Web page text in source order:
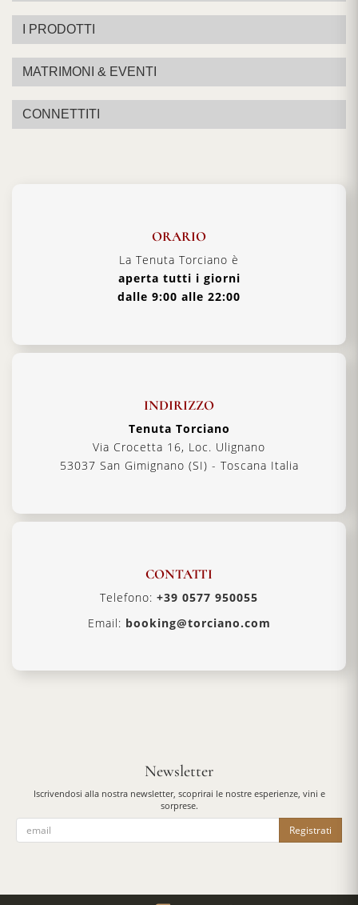
I PRODOTTI
MATRIMONI & EVENTI
CONNETTITI
ORARIO
La Tenuta Torciano è
aperta tutti i giorni
dalle 9:00 alle 22:00
INDIRIZZO
Tenuta Torciano
Via Crocetta 16, Loc. Ulignano
53037 San Gimignano (SI) - Toscana Italia
CONTATTI
Telefono: +39 0577 950055
Email: booking@torciano.com
Newsletter
Iscrivendosi alla nostra newsletter, scoprirai le nostre esperienze, vini e
sorprese.
Registrati